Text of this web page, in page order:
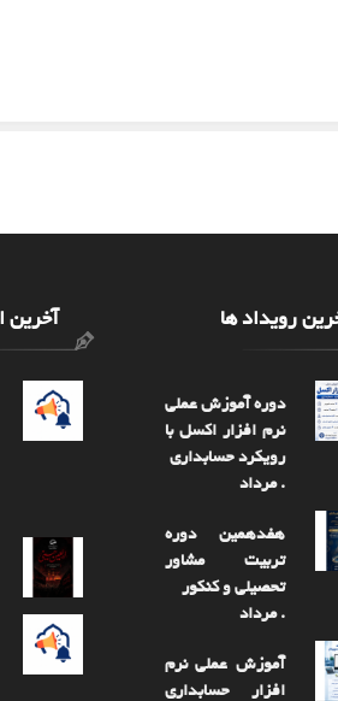
رویداد ها
دوره آموزش عملی
نرم افزار اکسل با
رویکرد حسابداری
. مرداد
هفدهمین دوره
تربیت مشاور
تحصیلی و کنکور
. مرداد
آموزش عملی نرم
افزار حسابداری
آخرین